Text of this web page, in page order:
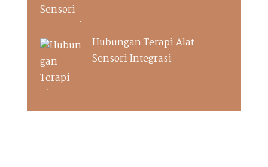
Hubungan Terapi Alat
Sensori Integrasi